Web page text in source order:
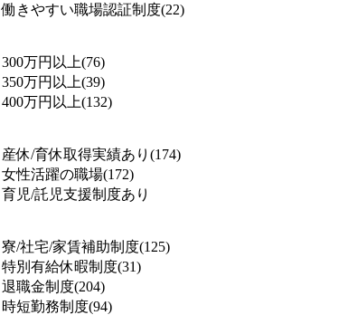
働きやすい職場認証制度(22)
300万円以上(76)
350万円以上(39)
400万円以上(132)
産休/育休取得実績あり(174)
女性活躍の職場(172)
育児/託児支援制度あり
寮/社宅/家賃補助制度(125)
特別有給休暇制度(31)
退職金制度(204)
時短勤務制度(94)